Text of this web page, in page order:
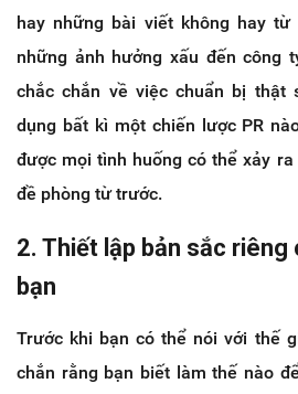
hay những bài viết không hay
những ảnh hưởng xấu đến công
chắc chắn về việc chuẩn bị thật
dụng bất kì một chiến lược PR
được mọi tình huống có thể xảy
đề phòng từ trước.
2. Thiết lập bản sắc
bạn
Trước khi bạn có thể nói với thế
chắn rằng bạn biết làm thế nào